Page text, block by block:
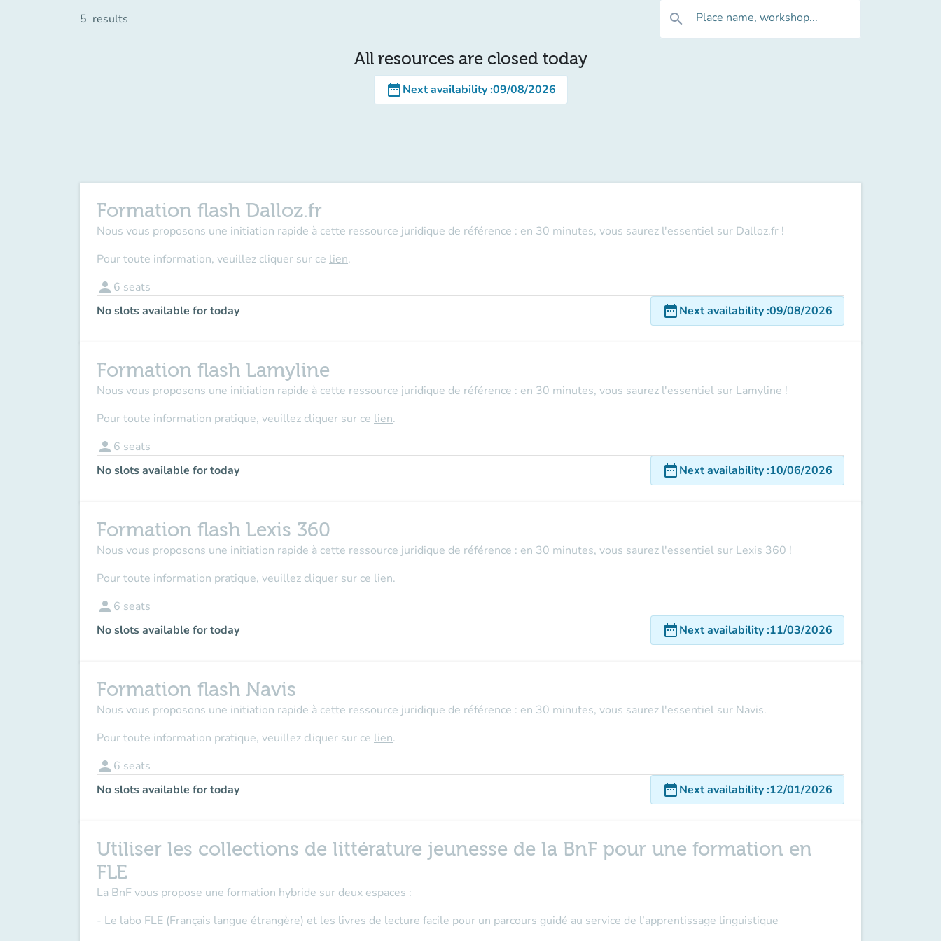
5 results search Place name, workshop...
All resources are closed today
date_rangeNext availability:09/08/2026
Formation flash Dalloz.fr
Nous vous proposons une initiation rapide à cette ressource juridique de référence : en 30 minutes, vous saurez l'essentiel sur Dalloz.fr !
Pour toute information, veuillez cliquer sur ce lien.
person 6 seats
No slots available for today
date_rangeNext availability:09/08/2026
Formation flash Lamyline
Nous vous proposons une initiation rapide à cette ressource juridique de référence : en 30 minutes, vous saurez l'essentiel sur Lamyline !
Pour toute information pratique, veuillez cliquer sur ce lien.
person 6 seats
No slots available for today
date_rangeNext availability:10/06/2026
Formation flash Lexis 360
Nous vous proposons une initiation rapide à cette ressource juridique de référence : en 30 minutes, vous saurez l'essentiel sur Lexis 360 !
Pour toute information pratique, veuillez cliquer sur ce lien.
person 6 seats
No slots available for today
date_rangeNext availability:11/03/2026
Formation flash Navis
Nous vous proposons une initiation rapide à cette ressource juridique de référence : en 30 minutes, vous saurez l'essentiel sur Navis.
Pour toute information pratique, veuillez cliquer sur ce lien.
person 6 seats
No slots available for today
date_rangeNext availability:12/01/2026
Utiliser les collections de littérature jeunesse de la BnF pour une formation en
FLE
La BnF vous propose une formation hybride sur deux espaces :
- Le labo FLE (Français langue étrangère) et les livres de lecture facile pour un parcours guidé au service de l’apprentissage linguistique